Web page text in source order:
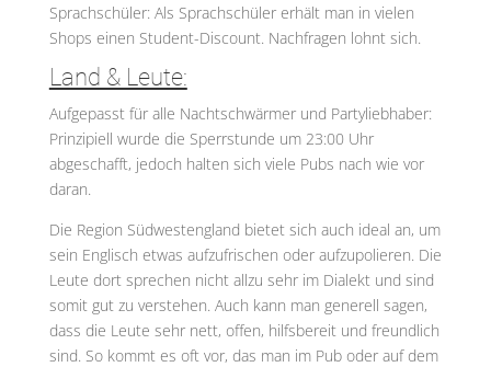
Sprachschüler: Als Sprachschüler erhält man in vielen
Shops einen Student-Discount. Nachfragen lohnt sich.
Land & Leute:
Aufgepasst für alle Nachtschwärmer und Partyliebhaber:
Prinzipiell wurde die Sperrstunde um 23:00 Uhr
abgeschafft, jedoch halten sich viele Pubs nach wie vor
daran.
Die Region Südwestengland bietet sich auch ideal an, um
sein Englisch etwas aufzufrischen oder aufzupolieren. Die
Leute dort sprechen nicht allzu sehr im Dialekt und sind
somit gut zu verstehen. Auch kann man generell sagen,
dass die Leute sehr nett, offen, hilfsbereit und freundlich
sind. So kommt es oft vor, das man im Pub oder auf dem